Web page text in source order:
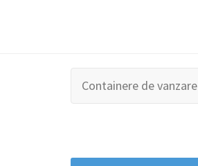
Containere de vanzare